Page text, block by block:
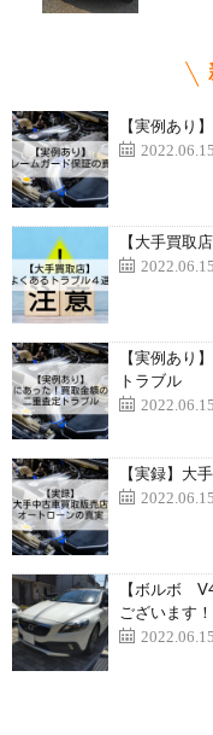
【実例あり
2022.06.15
【大手買取
2022.06.15
【実例あり
トラブル
2022.06.15
【実録】大
2022.06.15
【ボルボ
ございます！
2022.06.15